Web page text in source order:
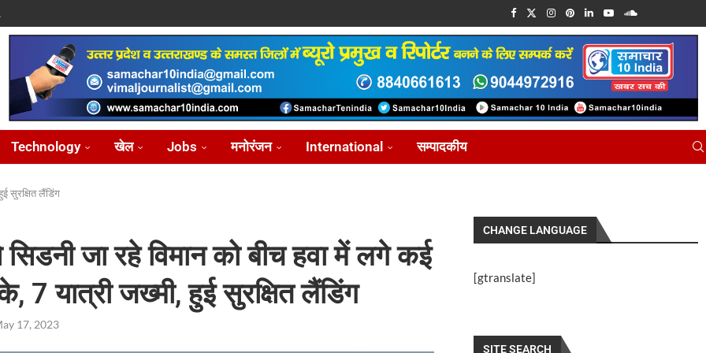
Technology खेल Jobs मनोरंजन International सम्पादकीय
सुरक्षित लैंडिंग
सिडनी जा रहे विमान को बीच हवा में लगे कई
7 यात्री जख्मी, हुई सुरक्षित लैंडिंग
17, 2023
CHANGE LANGUAGE
[gtranslate]
SITE SEARCH